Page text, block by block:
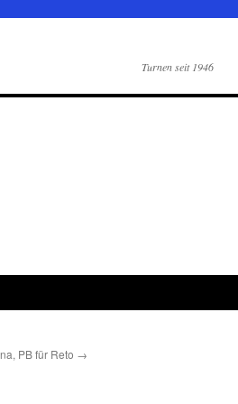
Turnen seit 1946
PB für Reto →